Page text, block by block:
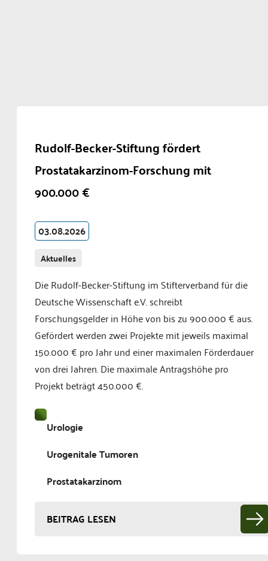
Rudolf-Becker-Stiftung fördert
Prostatakarzinom-Forschung mit
900.000 €
03.08.2026
Aktuelles
Die Rudolf-Becker-Stiftung im Stifterverband für die
Deutsche Wissenschaft e.V. schreibt
Forschungsgelder in Höhe von bis zu 900.000 € aus.
Gefördert werden zwei Projekte mit jeweils maximal
150.000 € pro Jahr und einer maximalen Förderdauer
von drei Jahren. Die maximale Antragshöhe pro
Projekt beträgt 450.000 €.
Urologie
Urogenitale Tumoren
Prostatakarzinom
BEITRAG LESEN